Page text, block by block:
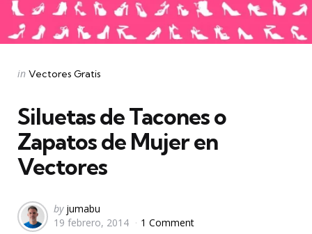
Categories
Posted
in Vectores Gratis
Siluetas de Tacones o
Zapatos de Mujer en
Vectores
Posted
by
by jumabu
19 febrero, 2014
1 Comment